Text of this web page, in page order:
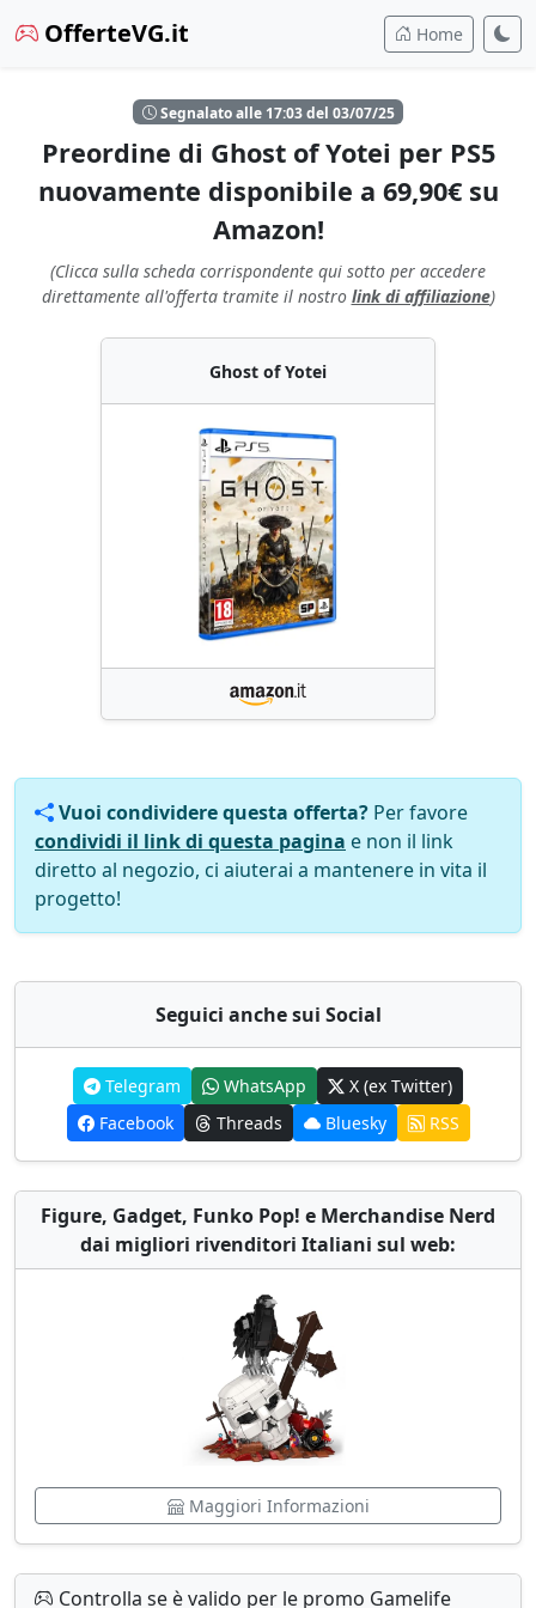
OfferteVG.it Home
Segnalato alle 17:03 del 03/07/25
Preordine di Ghost of Yotei per PS5
nuovamente disponibile a 69,90€ su
Amazon!
(Clicca sulla scheda corrispondente qui sotto per accedere
direttamente all'offerta tramite il nostro link di affiliazione)
Ghost of Yotei
Vuoi condividere questa offerta? Per favore
condividi il link di questa pagina e non il link
diretto al negozio, ci aiuterai a mantenere in vita il
progetto!
Seguici anche sui Social
Telegram WhatsApp
X (ex Twitter)
Facebook
Threads Bluesky RSS
Figure, Gadget, Funko Pop! e Merchandise Nerd
dai migliori rivenditori Italiani sul web:
Maggiori Informazioni
Controlla se è valido per le promo Gamelife